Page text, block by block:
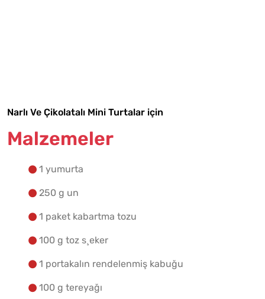
Narlı Ve Çikolatalı Mini Turtalar için
Malzemeler
1 yumurta
250 g un
1 paket kabartma tozu
100 g toz s¸eker
1 portakalın rendelenmiş kabuğu
100 g tereyağı